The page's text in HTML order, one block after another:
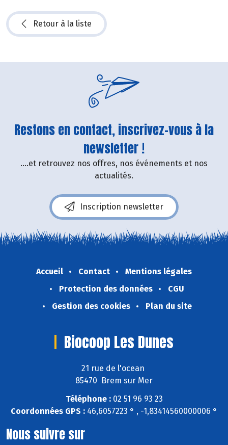
Retour à la liste
Restons en contact, inscrivez-vous à la
newsletter !
....et retrouvez nos offres, nos événements et nos
actualités.
Inscription newsletter
Accueil Contact
Mentions légales
Protection des données
CGU
Gestion des cookies
Plan du site
Biocoop Les Dunes
21 rue de l'ocean
85470 Brem sur Mer
Téléphone :02 51 96 93 23
Coordonnées GPS : 46,6057223 ° , -1,83414560000006 °
Nous suivre sur